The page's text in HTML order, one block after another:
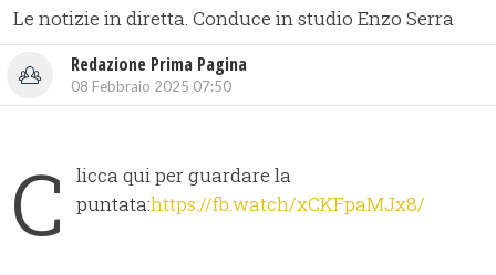
Le notizie in diretta. Conduce in studio Enzo Serra
Redazione Prima Pagina
08 Febbraio 2025 07:50
C
licca qui per guardare la
puntata:https://fb.watch/xCKFpaMJx8/